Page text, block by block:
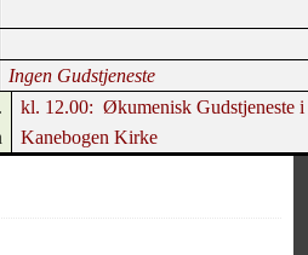
Ingen Gudstjeneste
kl. 12.00: Økumenisk Gudstjeneste i
Kanebogen Kirke